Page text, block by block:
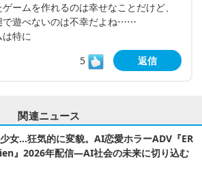
ームを作れるのは幸せなことだけど、
で遊べないのは不幸だよね⋯⋯
特に
5
返信
関連ニュース
女…狂気的に変貌。AI恋愛ホラーADV『ER
』2026年配信―AI社会の未来に切り込む